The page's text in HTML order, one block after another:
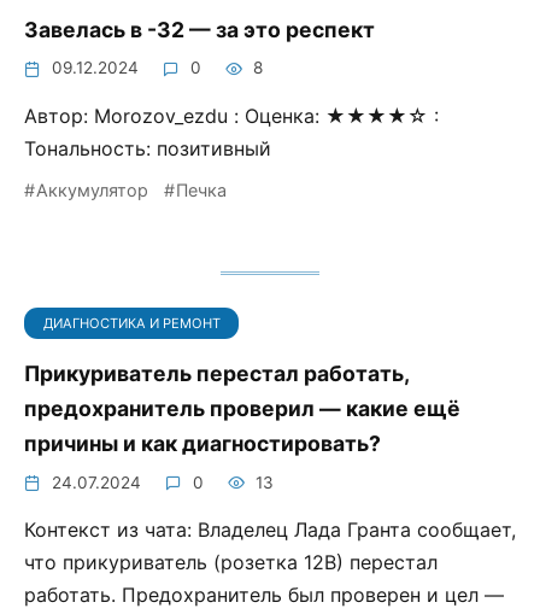
Завелась в -32 — за это респект
09.12.2024 0 8
Автор: Morozov_ezdu : Оценка: ★★★★☆ :
Тональность: позитивный
Аккумулятор Печка
ДИАГНОСТИКА И РЕМОНТ
Прикуриватель перестал работать,
предохранитель проверил — какие ещё
причины и как диагностировать?
24.07.2024 0 13
Контекст из чата: Владелец Лада Гранта сообщает,
что прикуриватель (розетка 12В) перестал
работать. Предохранитель был проверен и цел —